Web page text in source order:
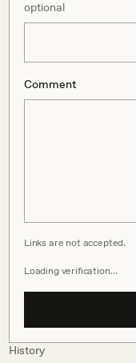
optional
Comment
Links are not accepted.
Loading verification…
History